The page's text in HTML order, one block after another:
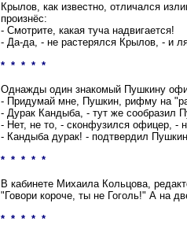
Крылов, как известно, отличался
произнёс:
- Смотрите, какая туча надвигается!
- Да-да, - не растерялся Крылов, - и
* * * * *
Однажды один знакомый Пушкину
- Придумай мне, Пушкин, рифму на
- Дурак Кандыба, - тут же сообразил
- Нет, не то, - сконфузился офицер, -
- Кандыба дурак! - подтвердил
* * * * *
В кабинете Михаила Кольцова,
"Говори короче, ты не Гоголь!" А на
* * * * *